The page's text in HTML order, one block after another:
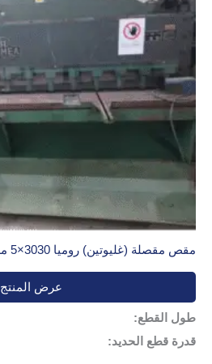
مقص مقصلة (غليوتين) روميا 3030×5 مم.
عرض المنتج
طول القطع:
قدرة قطع الحديد: